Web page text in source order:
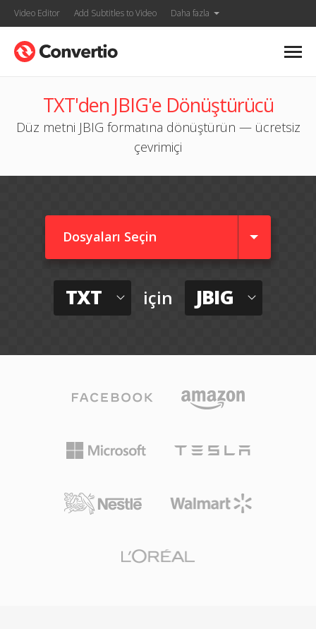
Video Editor Add Subtitles to Video Daha fazla
TXT'den JBIG'e Dönüştürücü
Düz metni JBIG formatına dönüştürün — ücretsiz
çevrimiçi
Dosyaları Seçin
TXT için JBIG